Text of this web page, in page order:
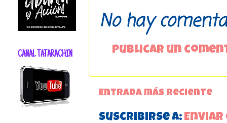
No hay
Publicar un
Entrada más reciente
Suscribirse a: Enviar
CANAL TATARACHIN